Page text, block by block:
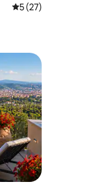
คะแนนเฉลี่ย 5 จาก
5 (27)